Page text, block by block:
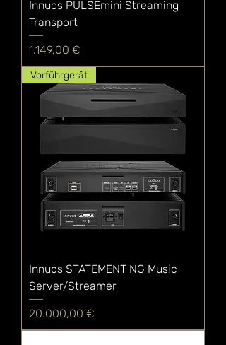
Innuos PULSEmini Streaming
Transport
Preis
1.149,00 €
Vorführgerät
Innuos STATEMENT NG Music
Server/Streamer
Preis
20.000,00 €